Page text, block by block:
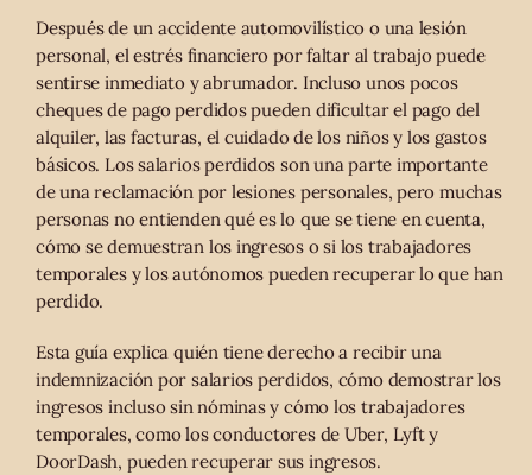
Después de un accidente automovilístico o una lesión
personal, el estrés financiero por faltar al trabajo puede
sentirse inmediato y abrumador. Incluso unos pocos
cheques de pago perdidos pueden dificultar el pago del
alquiler, las facturas, el cuidado de los niños y los gastos
básicos. Los salarios perdidos son una parte importante
de una reclamación por lesiones personales, pero muchas
personas no entienden qué es lo que se tiene en cuenta,
cómo se demuestran los ingresos o si los trabajadores
temporales y los autónomos pueden recuperar lo que han
perdido.
Esta guía explica quién tiene derecho a recibir una
indemnización por salarios perdidos, cómo demostrar los
ingresos incluso sin nóminas y cómo los trabajadores
temporales, como los conductores de Uber, Lyft y
DoorDash, pueden recuperar sus ingresos.